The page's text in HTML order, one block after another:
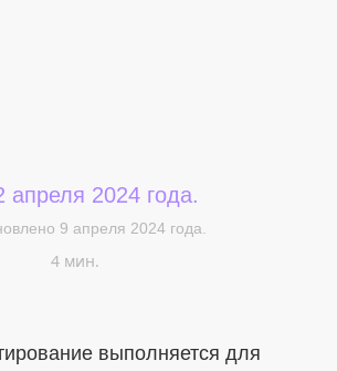
апреля 2024 года.
9 апреля 2024 года.
4 мин.
выполняется для